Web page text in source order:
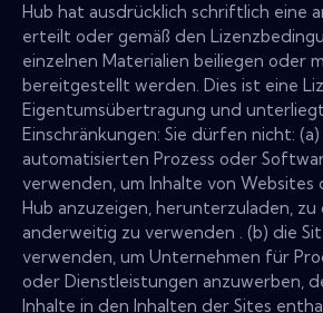
Hub hat ausdrücklich schriftlich eine
erteilt oder gemäß den
einzelnen Materialien beiliegen oder
bereitgestellt werden. Dies ist eine
Eigentumsübertragung und
Einschränkungen: Sie dürfen nicht:
automatisierten Prozess oder
verwenden, um Inhalte von Websites
Hub anzuzeigen, herunterzuladen,
anderweitig zu verwenden . (b) die
verwenden, um Unternehmen für
oder Dienstleistungen anzuwerben,
Inhalte in den Inhalten der Sites